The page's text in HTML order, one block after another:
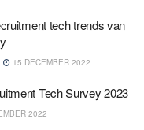
tech trends van
15 DECEMBER 2022
Tech Survey 2023
2022